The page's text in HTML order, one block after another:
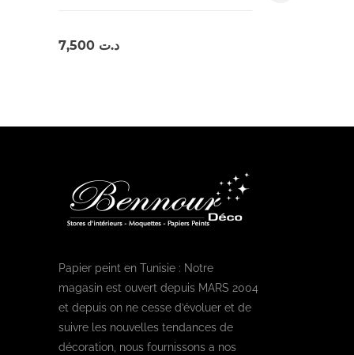
د.ت
Papier peint en Tunisie : Notre
magasin est ouvert depuis MARS 2004
et depuis on ne cesse d’évoluer et de
suivre les nouvelles tendances de
décoration, nous fournissons a nos